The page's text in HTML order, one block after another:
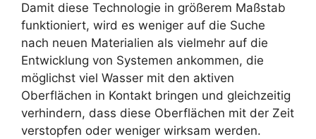
Damit diese Technologie in größerem Maßstab
funktioniert, wird es weniger auf die Suche
nach neuen Materialien als vielmehr auf die
Entwicklung von Systemen ankommen, die
möglichst viel Wasser mit den aktiven
Oberflächen in Kontakt bringen und gleichzeitig
verhindern, dass diese Oberflächen mit der Zeit
verstopfen oder weniger wirksam werden.